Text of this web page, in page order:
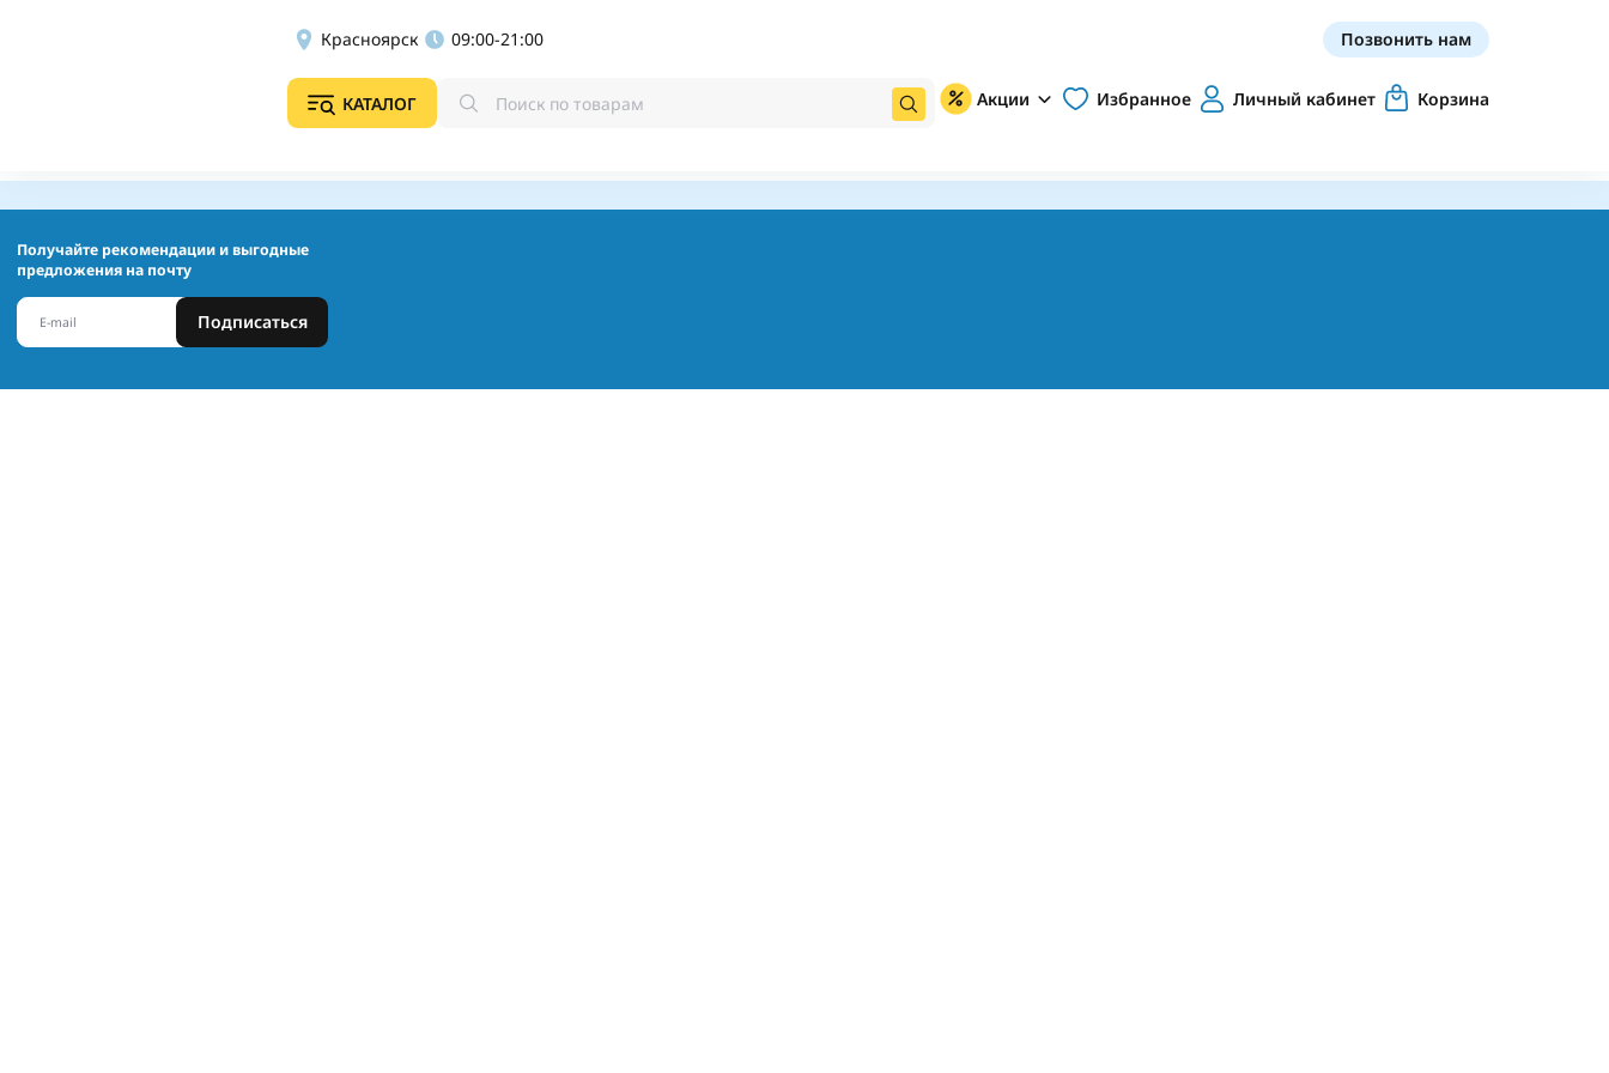
Красноярск 09:00-21:00 Позвонить нам
КАТАЛОГ Акции Избранное Личный кабинет Корзина
Получайте рекомендации и выгодные
предложения на почту
Подписаться